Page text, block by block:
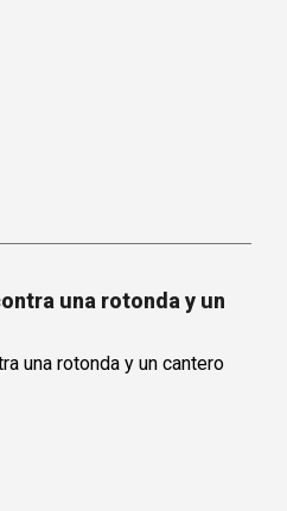
una rotonda y un